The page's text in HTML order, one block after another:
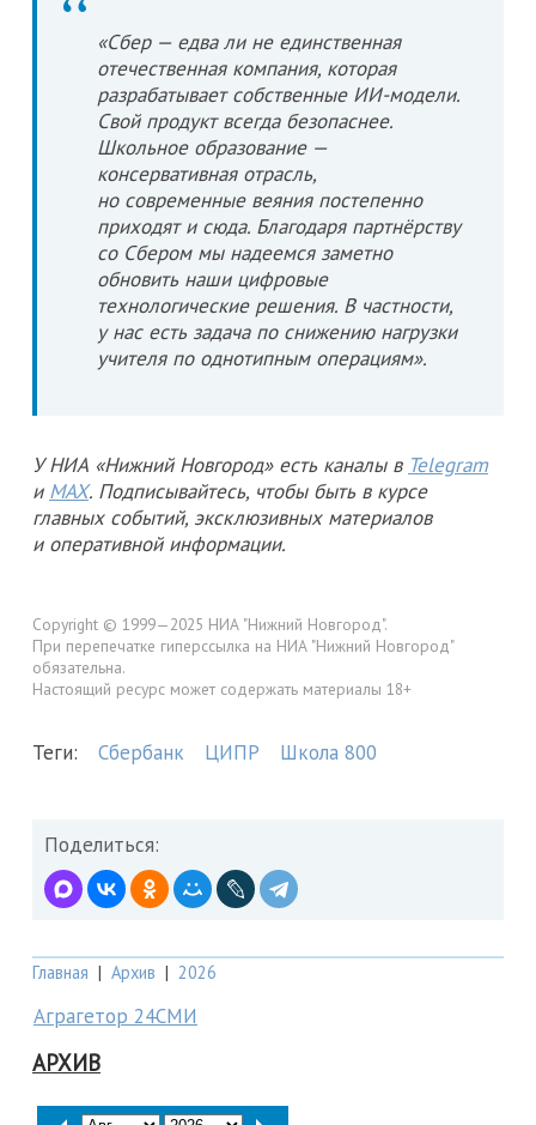
«Сбер — едва ли не единственная
отечественная компания, которая
разрабатывает собственные ИИ-модели.
Свой продукт всегда безопаснее.
Школьное образование —
консервативная отрасль,
но современные веяния постепенно
приходят и сюда. Благодаря партнёрству
со Сбером мы надеемся заметно
обновить наши цифровые
технологические решения. В частности,
у нас есть задача по снижению нагрузки
учителя по однотипным операциям».
У НИА «Нижний Новгород» есть каналы в Telegram
и MAX. Подписывайтесь, чтобы быть в курсе
главных событий, эксклюзивных материалов
и оперативной информации.
Copyright © 1999—2025 НИА "Нижний Новгород".
При перепечатке гиперссылка на НИА "Нижний Новгород"
обязательна.
Настоящий ресурс может содержать материалы 18+
Теги: Сбербанк ЦИПР Школа 800
Поделиться:
Главная | Архив | 2026
Аграгетор 24СМИ
АРХИВ